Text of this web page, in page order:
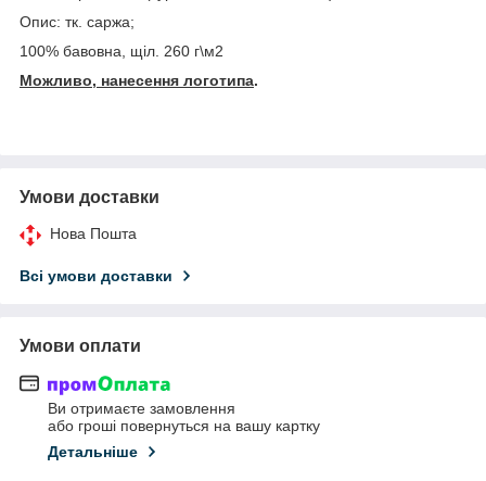
Опис: тк. саржа;
100% бавовна, щіл. 260 г\м2
Можливо, нанесення логотипа.
Умови доставки
Нова Пошта
Всі умови доставки
Умови оплати
Ви отримаєте замовлення
або гроші повернуться на вашу картку
Детальніше